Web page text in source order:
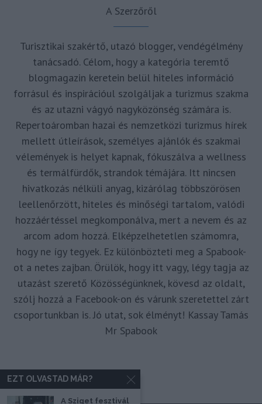
A Szerzőről
Turisztikai szakértő, utazó blogger, vendégélmény
tanácsadó. Célom, hogy a kategória teremtő
blogmagazin keretein belül hiteles információ
forrásul és inspirációul szolgáljak a turizmus szakma
és az utazni vágyó nagyközönség számára is.
Repertoáromban hazai és nemzetközi turizmus hírek
mellett útleírások, személyes ajánlók és szakmai
vélemények is helyet kapnak, fókuszálva a wellness
és termálfürdők, strandok témájára. Itt nincsen
hivatkozás nélküli anyag, kizárólag többszörösen
leellenőrzött, hiteles és minőségi tartalom, valódi
hozzáértéssel megkomponálva, mert a nevem és az
arcom adom hozzá. Elképzelhetetlen számomra,
hogy ne így tegyek. Ez különbözteti meg a Spabook-
ot a netes zajban. Örülök, hogy itt vagy, légy tagja az
utazást szerető Közösségünknek, kövesd az oldalt,
szólj hozzá a Facebook-on és várunk szeretettel zárt
csoportunkban is. Jó utat, sok élményt! Kassay Tamás
Mr Spabook
EZT OLVASTAD MÁR?
A Sziget fesztivál